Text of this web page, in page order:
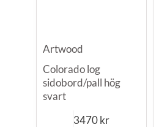
Artwood
Colorado log
sidobord/pall hög
svart
3470kr